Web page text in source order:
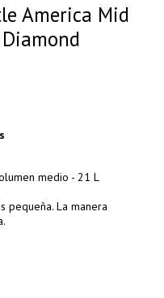
America Mid
medio - 21 L
pequeña. La manera